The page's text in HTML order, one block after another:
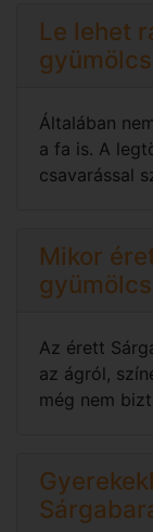
Le lehet
Általában
a fa is. A
csavarással
Mikor
Az érett
az ágról,
még nem